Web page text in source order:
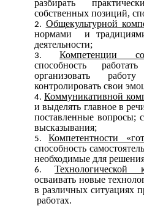
разбирать
собственных позиций,
Общекультурной
нормами и
деятельности;
Компетенции
способность
организовать
контролировать свои
Коммуникативной
и выделять главное в
поставленные вопросы;
высказывания;
Компетентности
способность
необходимые для
Технологической
осваивать новые
в различных ситуациях
работах.